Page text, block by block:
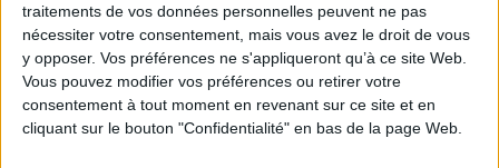
traitements de vos données personnelles peuvent ne pas
nécessiter votre consentement, mais vous avez le droit de vous
y opposer. Vos préférences ne s'appliqueront qu’à ce site Web.
Vous pouvez modifier vos préférences ou retirer votre
consentement à tout moment en revenant sur ce site et en
cliquant sur le bouton "Confidentialité" en bas de la page Web.
71e Congrès de l’ABF : l’hospitalité comme fil rouge